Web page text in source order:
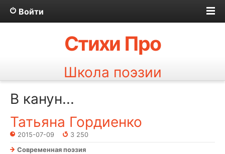
Войти
Стихи Про
Школа поэзии
В канун...
Татьяна Гордиенко
2015-07-09
3 250
Современная поэзия